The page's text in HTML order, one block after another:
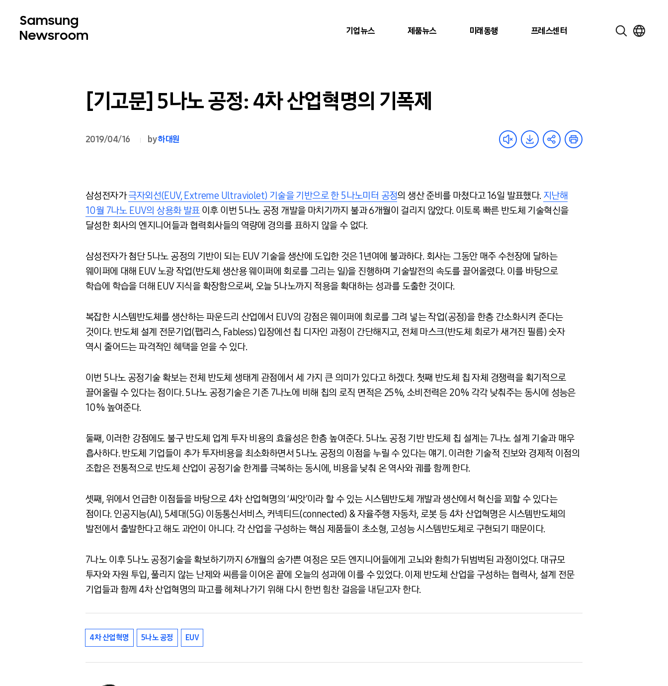
기업뉴스 제품뉴스 미래동행 프레스센터
[기고문] 5나노 공정: 4차 산업혁명의 기폭제
2019/04/16 by하대원
삼성전자가극자외선(EUV, Extreme Ultraviolet) 기술을 기반으로 한 5나노미터 공정의 생산 준비를 마쳤다고 16일 발표했다. 지난해
10월 7나노 EUV의 상용화 발표이후 이번 5나노 공정 개발을 마치기까지 불과 6개월이 걸리지 않았다. 이토록 빠른 반도체 기술혁신을
달성한 회사의 엔지니어들과 협력회사들의 역량에 경의를 표하지 않을 수 없다.
삼성전자가 첨단 5나노 공정의 기반이 되는 EUV 기술을 생산에 도입한 것은 1년여에 불과하다. 회사는 그동안 매주 수천장에 달하는
웨이퍼에 대해 EUV 노광 작업(반도체 생산용 웨이퍼에 회로를 그리는 일)을 진행하며 기술발전의 속도를 끌어올렸다. 이를 바탕으로
학습에 학습을 더해 EUV 지식을 확장함으로써, 오늘 5나노까지 적용을 확대하는 성과를 도출한 것이다.
복잡한 시스템반도체를 생산하는 파운드리 산업에서 EUV의 강점은 웨이퍼에 회로를 그려 넣는 작업(공정)을 한층 간소화시켜 준다는
것이다. 반도체 설계 전문기업(팹리스, Fabless) 입장에선 칩 디자인 과정이 간단해지고, 전체 마스크(반도체 회로가 새겨진 필름) 숫자
역시 줄어드는 파격적인 혜택을 얻을 수 있다.
이번 5나노 공정기술 확보는 전체 반도체 생태계 관점에서 세 가지 큰 의미가 있다고 하겠다. 첫째 반도체 칩 자체 경쟁력을 획기적으로
끌어올릴 수 있다는 점이다. 5나노 공정기술은 기존 7나노에 비해 칩의 로직 면적은 25%, 소비전력은 20% 각각 낮춰주는 동시에 성능은
10% 높여준다.
둘째, 이러한 강점에도 불구 반도체 업계 투자 비용의 효율성은 한층 높여준다. 5나노 공정 기반 반도체 칩 설계는 7나노 설계 기술과 매우
흡사하다. 반도체 기업들이 추가 투자비용을 최소화하면서 5나노 공정의 이점을 누릴 수 있다는 얘기. 이러한 기술적 진보와 경제적 이점의
조합은 전통적으로 반도체 산업이 공정기술 한계를 극복하는 동시에, 비용을 낮춰 온 역사와 궤를 함께 한다.
셋째, 위에서 언급한 이점들을 바탕으로 4차 산업혁명의 ‘씨앗’이라 할 수 있는 시스템반도체 개발과 생산에서 혁신을 꾀할 수 있다는
점이다. 인공지능(AI), 5세대(5G) 이동통신서비스, 커넥티드(connected) & 자율주행 자동차, 로봇 등 4차 산업혁명은 시스템반도체의
발전에서 출발한다고 해도 과언이 아니다. 각 산업을 구성하는 핵심 제품들이 초소형, 고성능 시스템반도체로 구현되기 때문이다.
7나노 이후 5나노 공정기술을 확보하기까지 6개월의 숨가쁜 여정은 모든 엔지니어들에게 고뇌와 환희가 뒤범벅된 과정이었다. 대규모
투자와 자원 투입, 풀리지 않는 난제와 씨름을 이어온 끝에 오늘의 성과에 이를 수 있었다. 이제 반도체 산업을 구성하는 협력사, 설계 전문
기업들과 함께 4차 산업혁명의 파고를 헤쳐나가기 위해 다시 한번 힘찬 걸음을 내딛고자 한다.
4차 산업혁명 5나노 공정 EUV